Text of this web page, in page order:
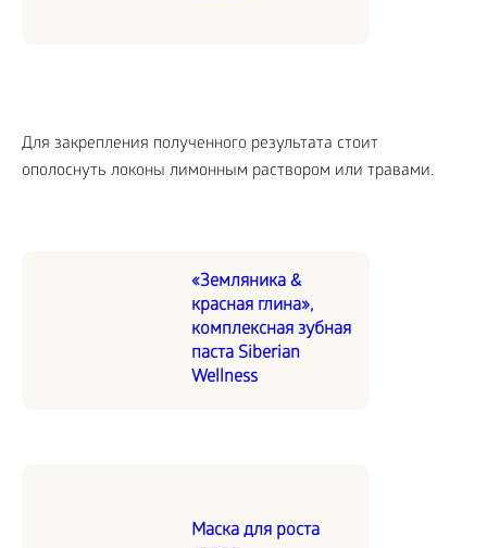
Для закрепления полученного результата стоит
ополоснуть локоны лимонным раствором или травами.
«Земляника &
красная глина»,
комплексная зубная
паста Siberian
Wellness
Маска для роста